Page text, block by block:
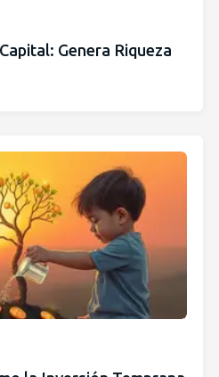
Genera Riqueza